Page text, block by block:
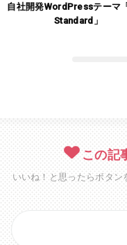
ーマ「New
女性有料・
この記
いいね！と思ったらボタ